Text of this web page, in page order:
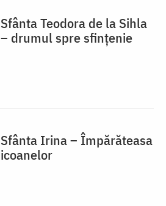
Sfânta Teodora de la Sihla
– drumul spre sfințenie
Sfânta Irina – Împărăteasa
icoanelor